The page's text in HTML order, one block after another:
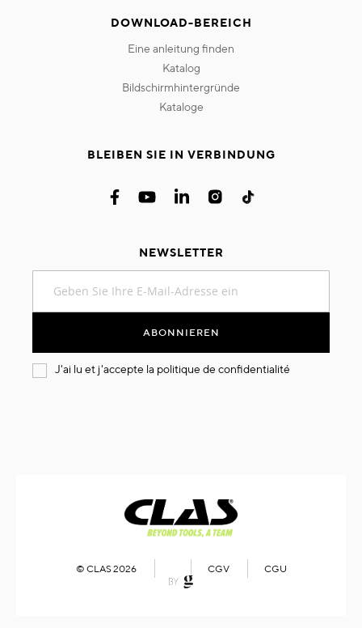
DOWNLOAD-BEREICH
eine anleitung finden
katalog
bildschirmhintergründe
kataloge
BLEIBEN SIE IN VERBINDUNG
NEWSLETTER
sich
an:
ABONNIEREN
J'ai lu et j'accepte la politique de confidentialité
© CLAS 2026 CGV CGU